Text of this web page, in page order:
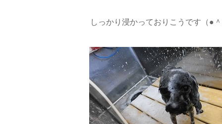
しっかり浸かっておりこうです（●